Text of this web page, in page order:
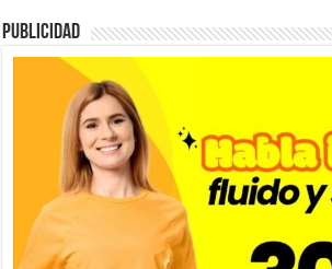
PUBLICIDAD